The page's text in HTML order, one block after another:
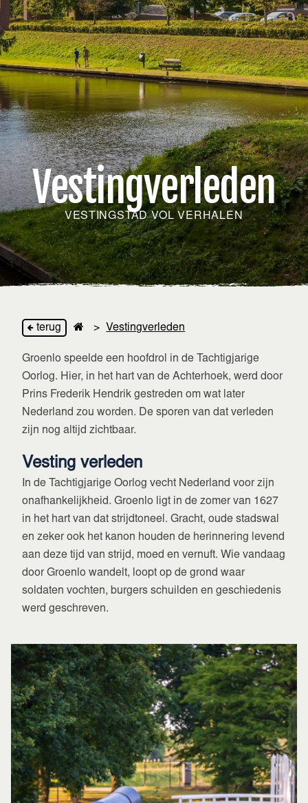
Vestingverleden
VESTINGSTAD VOL VERHALEN
terug > Vestingverleden
Groenlo speelde een hoofdrol in de Tachtigjarige
Oorlog. Hier, in het hart van de Achterhoek, werd door
Prins Frederik Hendrik gestreden om wat later
Nederland zou worden. De sporen van dat verleden
zijn nog altijd zichtbaar.
Vesting verleden
In de Tachtigjarige Oorlog vecht Nederland voor zijn
onafhankelijkheid. Groenlo ligt in de zomer van 1627
in het hart van dat strijdtoneel. Gracht, oude stadswal
en zeker ook het kanon houden de herinnering levend
aan deze tijd van strijd, moed en vernuft. Wie vandaag
door Groenlo wandelt, loopt op de grond waar
soldaten vochten, burgers schuilden en geschiedenis
werd geschreven.